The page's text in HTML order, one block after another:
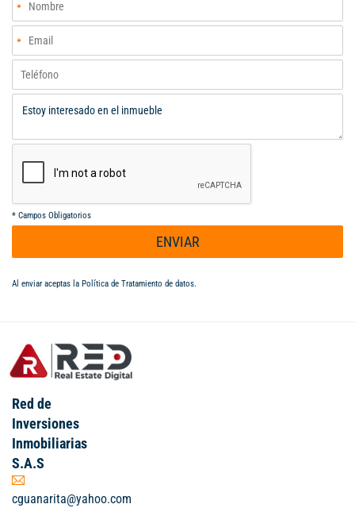
comerciales y zonas verdes, perfectas para disfrutar de la vida
al aire libre. Además, la zona cuenta con una variedad de
servicios y comodidades que hacen la vida más práctica y
agradable. Esta es la oportunidad ideal para quienes buscan
personalizar su espacio. No deje pasar la ocasión de invertir en
este proyecto que promete ser el hogar perfecto.
* Campos Obligatorios
ENVIAR
Al enviar aceptas la Política de Tratamiento de datos.
Red de
Inversiones
Inmobiliarias
S.A.S
cguanarita@yahoo.com